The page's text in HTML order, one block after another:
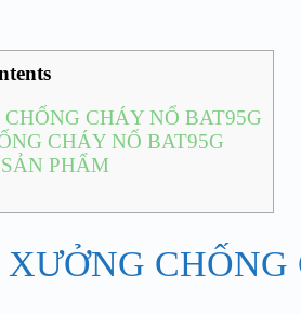
CHÁY NỔ BAT95G
CHÁY NỔ BAT95G
PHẨM
CHỐNG